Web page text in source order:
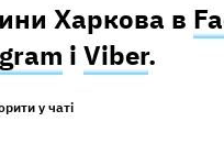
Харкова в
і Viber.
у чаті